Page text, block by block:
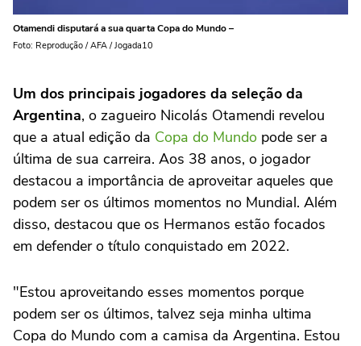
Otamendi disputará a sua quarta Copa do Mundo –
Foto: Reprodução / AFA / Jogada10
Um dos principais jogadores da seleção da
Argentina, o zagueiro Nicolás Otamendi revelou
que a atual edição da Copa do Mundo pode ser a
última de sua carreira. Aos 38 anos, o jogador
destacou a importância de aproveitar aqueles que
podem ser os últimos momentos no Mundial. Além
disso, destacou que os Hermanos estão focados
em defender o título conquistado em 2022.
"Estou aproveitando esses momentos porque
podem ser os últimos, talvez seja minha ultima
Copa do Mundo com a camisa da Argentina. Estou